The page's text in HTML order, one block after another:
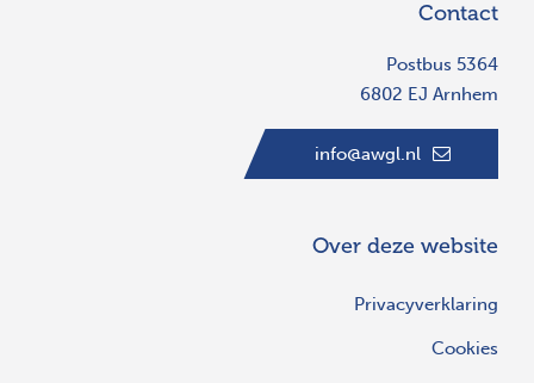
Contact
Postbus 5364
6802 EJ Arnhem
info@awgl.nl
Over deze website
Privacyverklaring
Cookies